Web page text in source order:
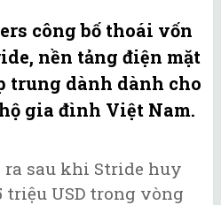
công bố thoái vốn
nền tảng điện mặt
trung dành dành cho
gia đình Việt Nam.
sau khi Stride huy
triệu USD trong vòng